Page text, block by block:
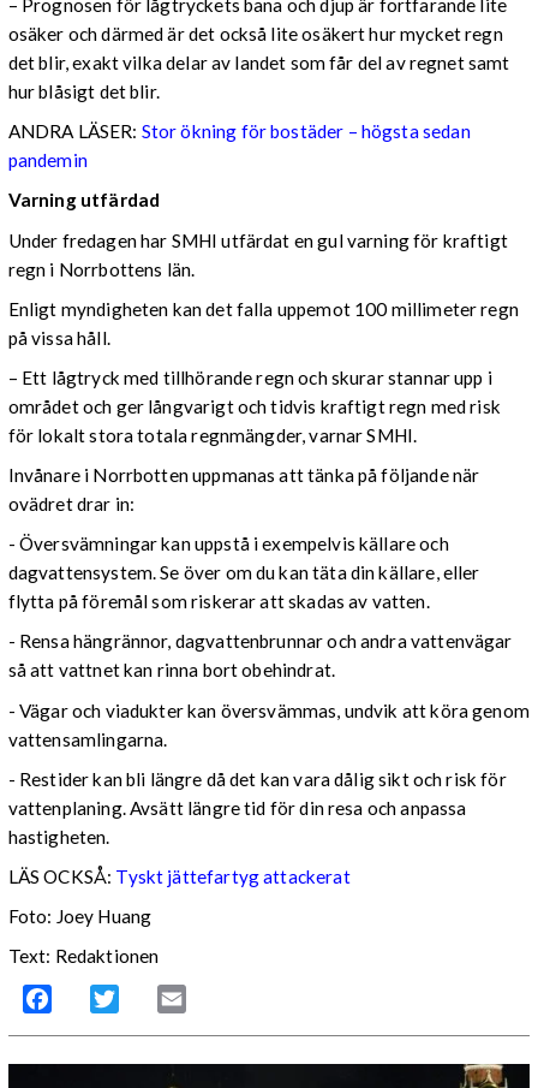
– Prognosen för lågtryckets bana och djup är fortfarande lite
osäker och därmed är det också lite osäkert hur mycket regn
det blir, exakt vilka delar av landet som får del av regnet samt
hur blåsigt det blir.
ANDRA LÄSER: Stor ökning för bostäder – högsta sedan
pandemin
Varning utfärdad
Under fredagen har SMHI utfärdat en gul varning för kraftigt
regn i Norrbottens län.
Enligt myndigheten kan det falla uppemot 100 millimeter regn
på vissa håll.
– Ett lågtryck med tillhörande regn och skurar stannar upp i
området och ger långvarigt och tidvis kraftigt regn med risk
för lokalt stora totala regnmängder, varnar SMHI.
Invånare i Norrbotten uppmanas att tänka på följande när
ovädret drar in:
- Översvämningar kan uppstå i exempelvis källare och
dagvattensystem. Se över om du kan täta din källare, eller
flytta på föremål som riskerar att skadas av vatten.
- Rensa hängrännor, dagvattenbrunnar och andra vattenvägar
så att vattnet kan rinna bort obehindrat.
- Vägar och viadukter kan översvämmas, undvik att köra genom
vattensamlingarna.
- Restider kan bli längre då det kan vara dålig sikt och risk för
vattenplaning. Avsätt längre tid för din resa och anpassa
hastigheten.
LÄS OCKSÅ: Tyskt jättefartyg attackerat
Foto: Joey Huang
Text: Redaktionen
Facebook Twitter